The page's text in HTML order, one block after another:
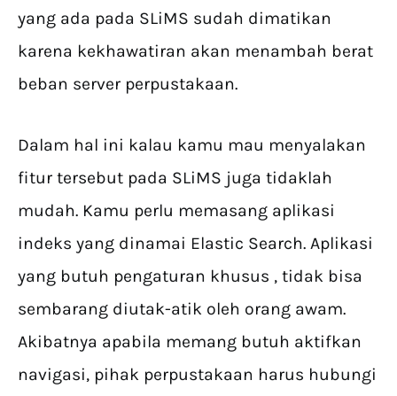
yang ada pada SLiMS sudah dimatikan
karena kekhawatiran akan menambah berat
beban server perpustakaan.
Dalam hal ini kalau kamu mau menyalakan
fitur tersebut pada SLiMS juga tidaklah
mudah. Kamu perlu memasang aplikasi
indeks yang dinamai Elastic Search. Aplikasi
yang butuh pengaturan khusus , tidak bisa
sembarang diutak-atik oleh orang awam.
Akibatnya apabila memang butuh aktifkan
navigasi, pihak perpustakaan harus hubungi